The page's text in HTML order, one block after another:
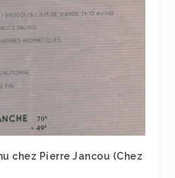
chez Pierre Jancou (Chez